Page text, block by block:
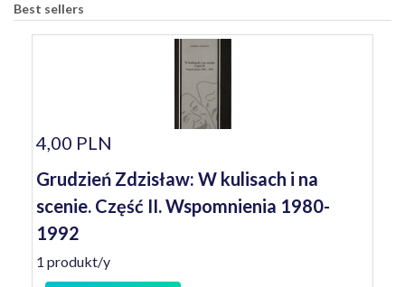
Best sellers
4,00 PLN
Grudzień Zdzisław: W kulisach i na
scenie. Część II. Wspomnienia 1980-
1992
1 produkt/y